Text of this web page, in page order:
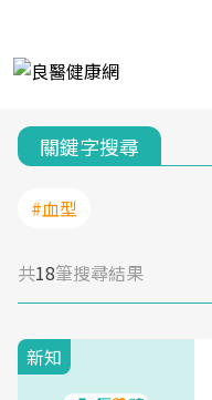
關鍵字搜尋
#血型
共18筆搜尋結果
新知